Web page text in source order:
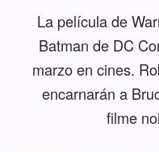
La película de
Batman de DC
marzo en cines.
encarnarán a
filme